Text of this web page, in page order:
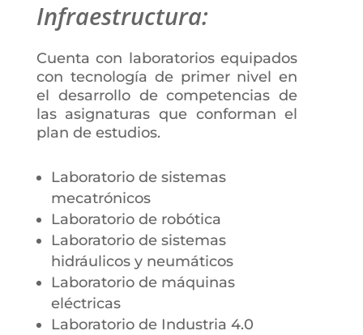
Infraestructura:
Cuenta con laboratorios equipados
con tecnología de primer nivel en
el desarrollo de competencias de
las asignaturas que conforman el
plan de estudios.
Laboratorio de sistemas
mecatrónicos
Laboratorio de robótica
Laboratorio de sistemas
hidráulicos y neumáticos
Laboratorio de máquinas
eléctricas
Laboratorio de Industria 4.0